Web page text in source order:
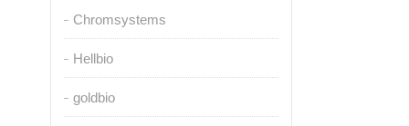
Chromsystems
Hellbio
goldbio